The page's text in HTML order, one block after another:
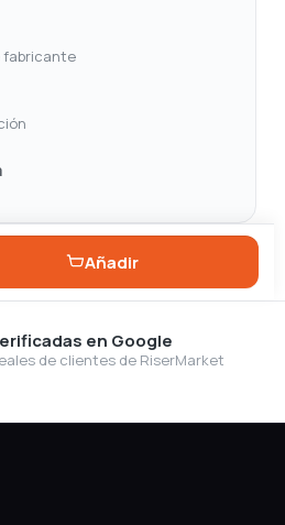
fabricante
Añadir
en Google
de clientes de RiserMarket